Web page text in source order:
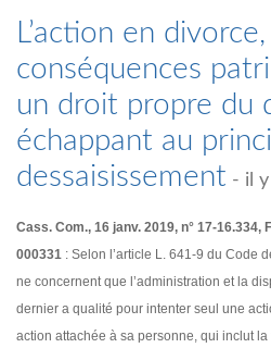
L’action en
conséquences
un droit propre du
échappant au
dessaisissement - il
Cass. Com., 16 janv. 2019, n° 17-16.334,
000331 : Selon l’article L. 641-9 du Code
ne concernent que l’administration et la
dernier a qualité pour intenter seul une
action attachée à sa personne, qui inclut